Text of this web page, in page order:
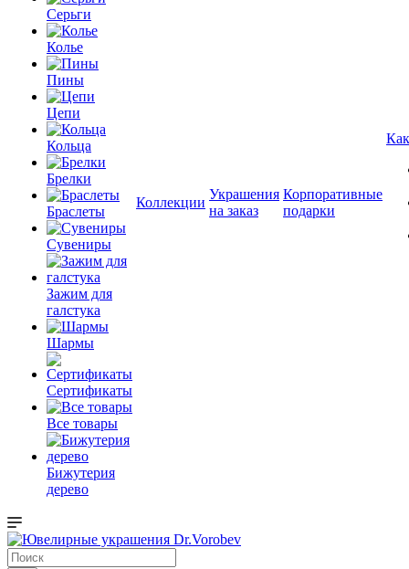
Серьги
Колье
Пины
Цепи
Кольца
Брелки
Браслеты
Сувениры
Зажим для
галстука
Шармы
Сертификаты
Все товары
Бижутерия
дерево
Коллекции
Украшения
на заказ
Корпоративные
подарки